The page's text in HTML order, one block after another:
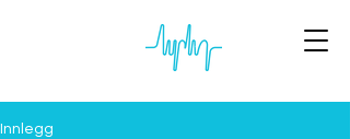
Innlegg